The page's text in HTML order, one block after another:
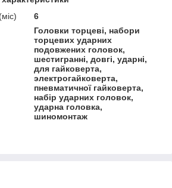
6
Головки торцеві, набори
торцевих ударних
подовжених головок,
шестигранні, довгі, ударні,
для гайковерта,
электрогайковерта,
пневматичної гайковерта,
набір ударних головок,
ударна головка,
шиномонтаж